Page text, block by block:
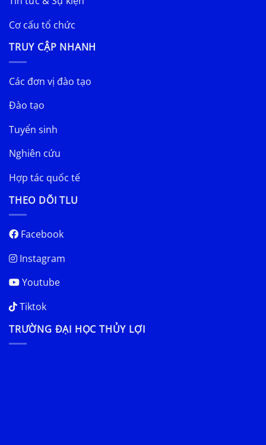
Cơ cấu tổ chức
TRUY CẬP NHANH
Các đơn vị đào tạo
Đào tạo
Tuyển sinh
Nghiên cứu
Hợp tác quốc tế
THEO DÕI TLU
Facebook
Instagram
Youtube
Tiktok
TRƯỜNG ĐẠI HỌC THỦY LỢI